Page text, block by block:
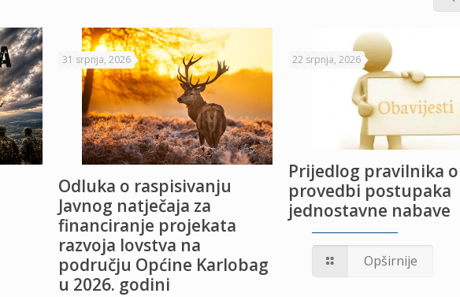
31 srpnja, 2026
Odluka o raspisivanju
Javnog natječaja za
financiranje projekata
razvoja lovstva na
području Općine Karlobag
u 2026. godini
22 srpnja, 2026
Prijedlog pravilnika o
provedbi postupaka
jednostavne nabave
Opširnije